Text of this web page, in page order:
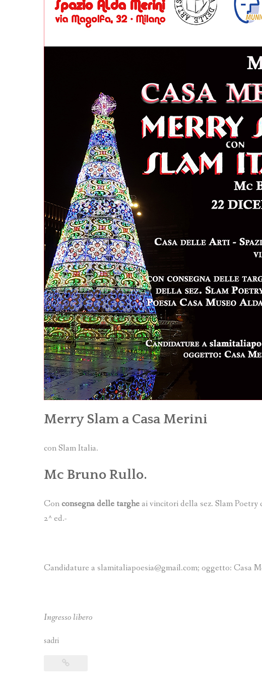
Merry Slam a Casa Merini
con Slam Italia.
Mc Bruno Rullo.
Conconsegna delle targheai vincitori della sez. Slam
2^ ed.-
Candidature a slamitaliapoesia@gmail.com; oggetto: Casa
Ingresso libero
sadri